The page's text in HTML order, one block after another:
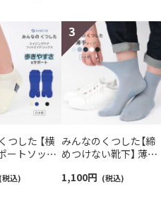
つした 【横
ートソック
ア フットエ
(税込)
みんなのくつした【締
めつけない靴下】 薄手
り オーガニックコッ
1,100円 (税込)